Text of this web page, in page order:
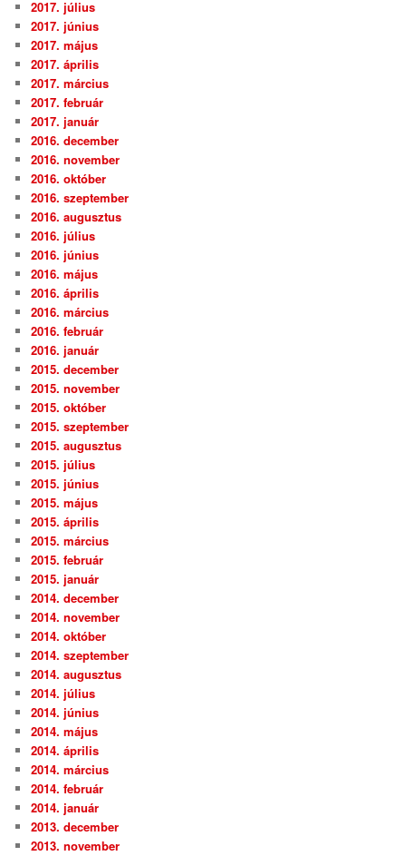
2017. július
2017. június
2017. május
2017. április
2017. március
2017. február
2017. január
2016. december
2016. november
2016. október
2016. szeptember
2016. augusztus
2016. július
2016. június
2016. május
2016. április
2016. március
2016. február
2016. január
2015. december
2015. november
2015. október
2015. szeptember
2015. augusztus
2015. július
2015. június
2015. május
2015. április
2015. március
2015. február
2015. január
2014. december
2014. november
2014. október
2014. szeptember
2014. augusztus
2014. július
2014. június
2014. május
2014. április
2014. március
2014. február
2014. január
2013. december
2013. november